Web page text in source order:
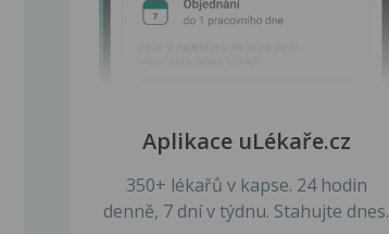
Aplikace uLékaře.cz
350+ lékařů v kapse. 24 hodin
denně, 7 dní v týdnu. Stahujte dnes.